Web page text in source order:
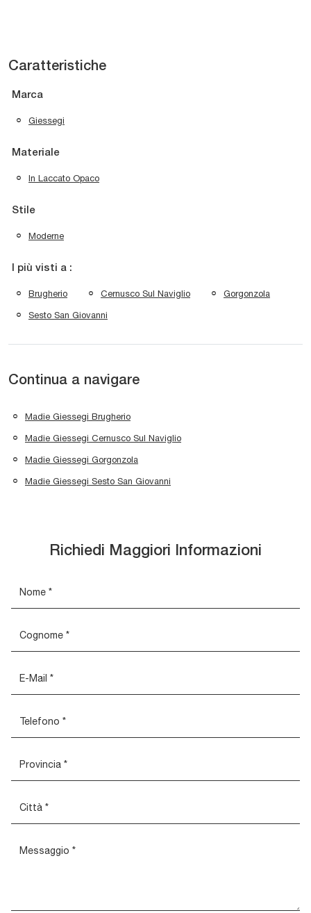
Caratteristiche
Marca
Giessegi
Materiale
In Laccato Opaco
Stile
Moderne
I più visti a :
Brugherio Cernusco Sul Naviglio Gorgonzola
Sesto San Giovanni
Continua a navigare
Madie Giessegi Brugherio
Madie Giessegi Cernusco Sul Naviglio
Madie Giessegi Gorgonzola
Madie Giessegi Sesto San Giovanni
Richiedi Maggiori Informazioni